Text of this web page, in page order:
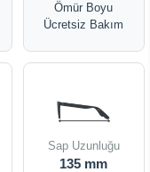
Ömür Boyu
Ücretsiz Bakım
Sap Uzunluğu
135 mm